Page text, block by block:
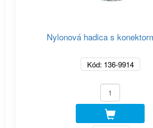
Nylonová hadica s
Kód: 136-9914